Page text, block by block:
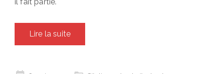
Lire la suite